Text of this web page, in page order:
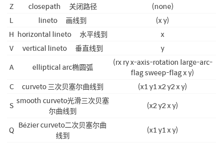
Z
closepath 关闭路径
(none)
L
lineto 画线到
(x y)
H horizontal lineto 水平线到
x
V
vertical lineto 垂直线到
y
A
elliptical arc椭圆弧
(rx ry x-axis-rotation large-arc-
flag sweep-flag x y)
C
curveto 三次贝塞尔曲线到
(x1 y1 x2 y2 x y)
S smooth curveto光滑三次贝塞
尔曲线到
(x2 y2 x y)
Q Bézier curveto二次贝塞尔曲
线到
(x1 y1 x y)